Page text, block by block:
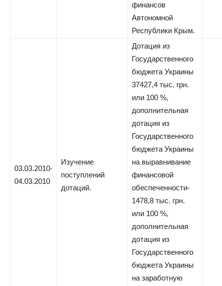
финансов
Автономной
Республики Крым.
03.03.2010-
04.03.2010
Изучение
поступлений
дотаций.
Дотация из
Государственного
бюджета Украины
37427,4 тыс. грн.
или 100 %,
дополнительная
дотация из
Государственного
бюджета Украины
на выравнивание
финансовой
обеспеченности-
1478,8 тыс. грн.
или 100 %,
дополнительная
дотация из
Государственного
бюджета Украины
на заработную